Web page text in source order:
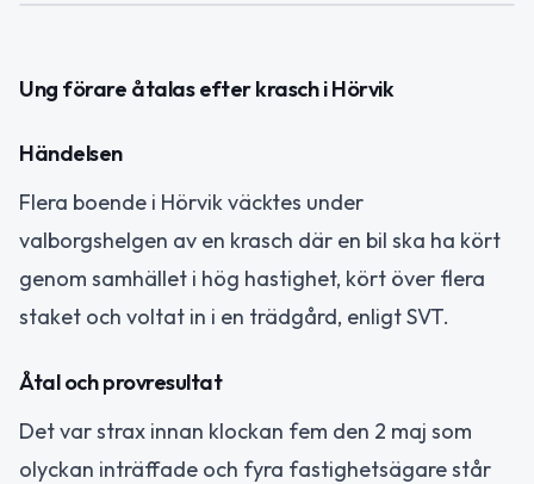
Ung förare åtalas efter krasch i Hörvik
Händelsen
Flera boende i Hörvik väcktes under
valborgshelgen av en krasch där en bil ska ha kört
genom samhället i hög hastighet, kört över flera
staket och voltat in i en trädgård, enligt SVT.
Åtal och provresultat
Det var strax innan klockan fem den 2 maj som
olyckan inträffade och fyra fastighetsägare står